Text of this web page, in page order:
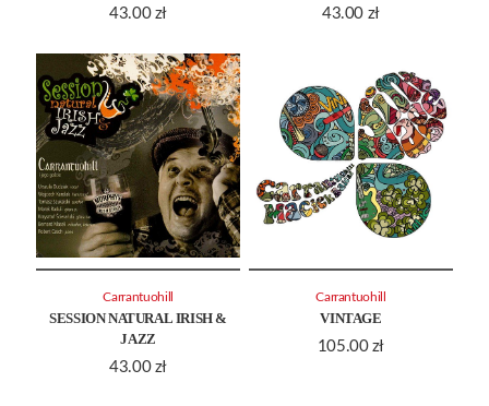
43.00 zł
43.00 zł
SESSION NATURAL IRISH &
JAZZ
43.00 zł
Carrantuohill
VINTAGE
105.00 zł
Carrantuohill